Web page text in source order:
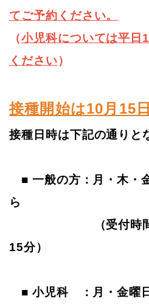
てご予約ください。
（小児科については平日
ください）
接種開始は10月15
接種日時は下記の通りと
■ 一般の方：月・木・
ら
（受付時間 12
15分）
■ 小児科 ：月・金